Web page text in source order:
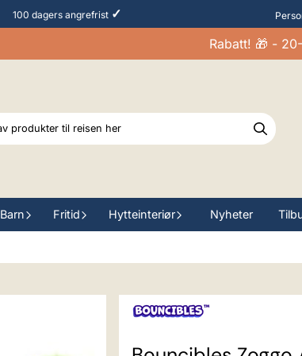
100 dagers angrefrist ✓
Rabatt! 🎁 - 20-
Barn Fritid Hytteinteriør Nyheter